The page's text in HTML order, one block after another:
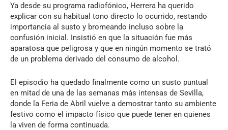
Ya desde su programa radiofónico, Herrera ha querido
explicar con su habitual tono directo lo ocurrido, restando
importancia al susto y bromeando incluso sobre la
confusión inicial. Insistió en que la situación fue más
aparatosa que peligrosa y que en ningún momento se trató
de un problema derivado del consumo de alcohol.
El episodio ha quedado finalmente como un susto puntual
en mitad de una de las semanas más intensas de Sevilla,
donde la Feria de Abril vuelve a demostrar tanto su ambiente
festivo como el impacto físico que puede tener en quienes
la viven de forma continuada.